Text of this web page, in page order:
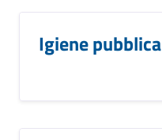
Igiene pubblica